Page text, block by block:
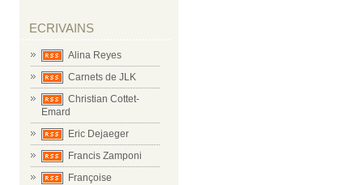
ECRIVAINS
Alina Reyes
Carnets de JLK
Christian Cottet-
Emard
Eric Dejaeger
Francis Zamponi
Françoise